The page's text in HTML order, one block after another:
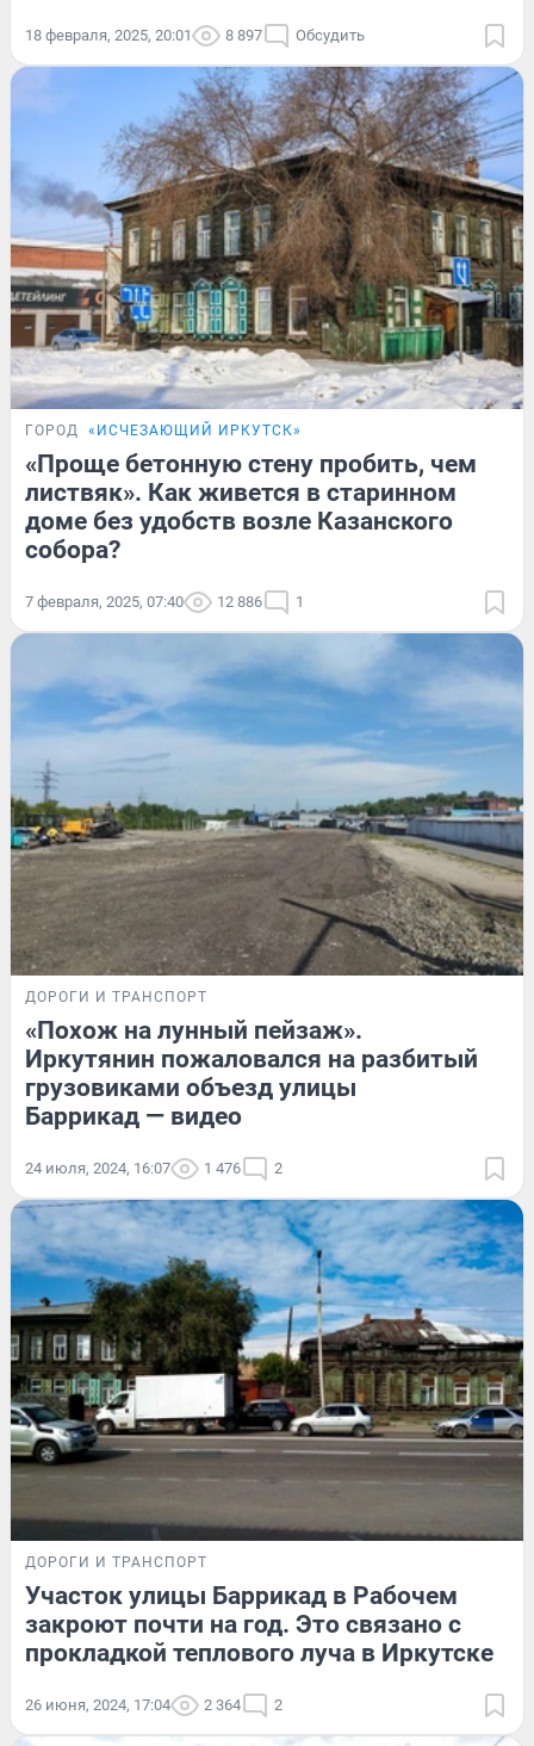
18 февраля, 2025, 20:01 8 897 Обсудить
ГОРОД «ИСЧЕЗАЮЩИЙ ИРКУТСК»
«Проще бетонную стену пробить, чем
листвяк». Как живется в старинном
доме без удобств возле Казанского
собора?
7 февраля, 2025, 07:40 12 886 1
ДОРОГИ И ТРАНСПОРТ
«Похож на лунный пейзаж».
Иркутянин пожаловался на разбитый
грузовиками объезд улицы
Баррикад — видео
24 июля, 2024, 16:07 1 476 2
ДОРОГИ И ТРАНСПОРТ
Участок улицы Баррикад в Рабочем
закроют почти на год. Это связано с
прокладкой теплового луча в Иркутске
26 июня, 2024, 17:04 2 364 2